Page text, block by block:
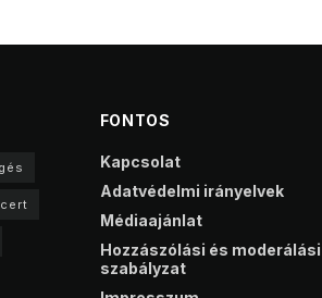
FONTOS
Kapcsolat
Adatvédelmi irányelvek
Médiaajánlat
Hozzászólási és moderálási
szabályzat